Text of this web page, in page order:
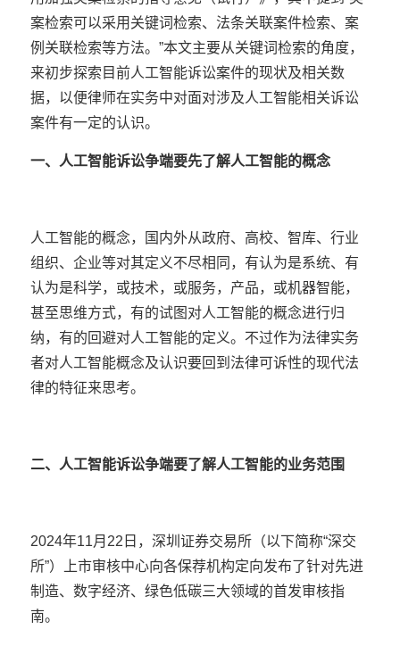
案检索可以采用关键词检索、法条关联案件检索、案
例关联检索等方法。”本文主要从关键词检索的角度，
来初步探索目前人工智能诉讼案件的现状及相关数
据，以便律师在实务中对面对涉及人工智能相关诉讼
案件有一定的认识。
一、人工智能诉讼争端要先了解人工智能的概念
人工智能的概念，国内外从政府、高校、智库、行业
组织、企业等对其定义不尽相同，有认为是系统、有
认为是科学，或技术，或服务，产品，或机器智能，
甚至思维方式，有的试图对人工智能的概念进行归
纳，有的回避对人工智能的定义。不过作为法律实务
者对人工智能概念及认识要回到法律可诉性的现代法
律的特征来思考。
二、人工智能诉讼争端要了解人工智能的业务范围
2024年11月22日，深圳证券交易所（以下简称“深交
所”）上市审核中心向各保荐机构定向发布了针对先进
制造、数字经济、绿色低碳三大领域的首发审核指
南。